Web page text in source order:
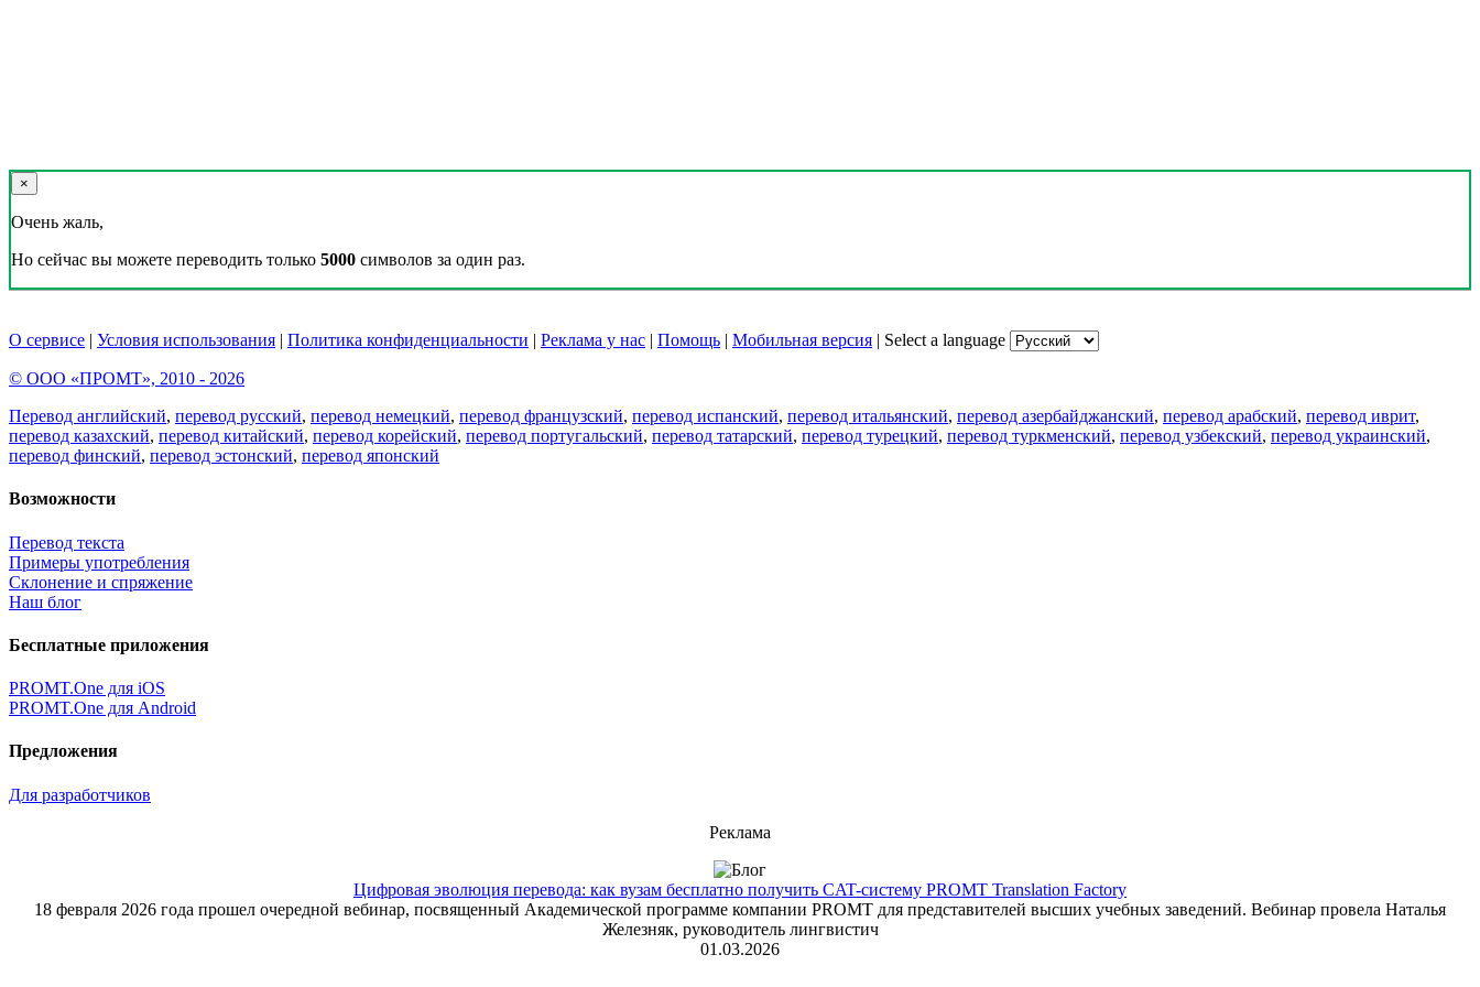
×
Очень жаль,
Но сейчас вы можете переводить только 5000 символов за один раз.
О сервисе | Условия использования | Политика конфиденциальности | Реклама у нас | Помощь | Мобильная версия | Select a language
© ООО «ПРОМТ», 2010 - 2026
Перевод английский, перевод русский, перевод немецкий, перевод французский, перевод испанский, перевод итальянский, перевод азербайджанский, перевод арабский, перевод иврит,
перевод казахский, перевод китайский, перевод корейский, перевод португальский, перевод татарский, перевод турецкий, перевод туркменский, перевод узбекский, перевод украинский,
перевод финский, перевод эстонский, перевод японский
Возможности
Перевод текста
Примеры употребления
Склонение и спряжение
Наш блог
Бесплатные приложения
PROMT.One для iOS
PROMT.One для Android
Предложения
Для разработчиков
Реклама
Цифровая эволюция перевода: как вузам бесплатно получить CAT-систему PROMT Translation Factory
18 февраля 2026 года прошел очередной вебинар, посвященный Академической программе компании PROMT для представителей высших учебных заведений. Вебинар провела Наталья
Железняк, руководитель лингвистич
01.03.2026